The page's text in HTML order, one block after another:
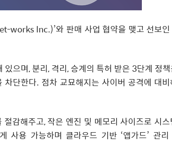
works Inc.)’와 판매 사업 협약을 맺고 선보
있으며, 분리, 격리, 승계의 특허 받은 3단계 정
단한다. 점차 교묘해지는 사이버 공격에 대
감해주고, 작은 엔진 및 메모리 사이즈로 시
사용 가능하며 클라우드 기반 ‘앱가드’ 관리